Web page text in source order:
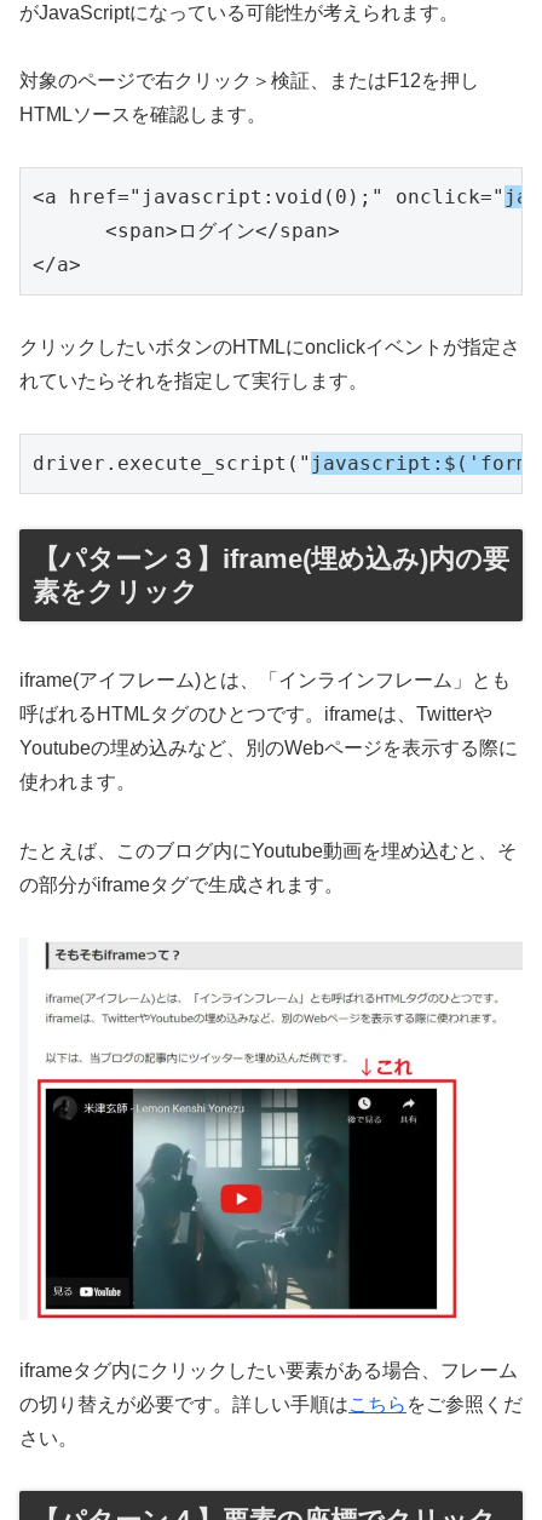
がJavaScriptになっている可能性が考えられます。
対象のページで右クリック＞検証、またはF12を押し
HTMLソースを確認します。
<a href="javascript:void(0);" onclick="
      <span>ログイン</span>
</a>
クリックしたいボタンのHTMLにonclickイベントが指定さ
れていたらそれを指定して実行します。
driver.execute_script("
【パターン３】iframe(埋め込み)内の要
素をクリック
iframe(アイフレーム)とは、「インラインフレーム」とも
呼ばれるHTMLタグのひとつです。iframeは、Twitterや
Youtubeの埋め込みなど、別のWebページを表示する際に
使われます。
たとえば、このブログ内にYoutube動画を埋め込むと、そ
の部分がiframeタグで生成されます。
iframeタグ内にクリックしたい要素がある場合、フレーム
の切り替えが必要です。詳しい手順はこちら をご参照くだ
さい。